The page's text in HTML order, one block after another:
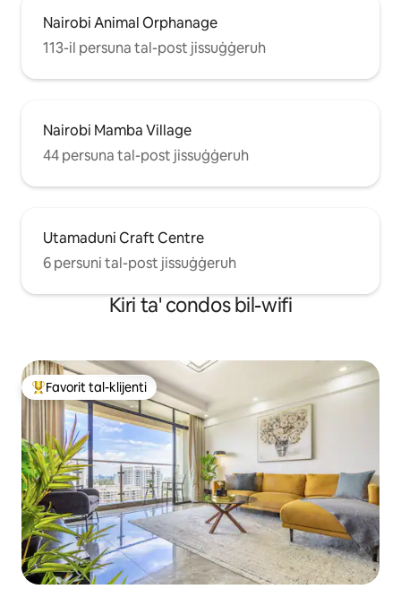
Nairobi Animal Orphanage
113-il persuna tal-post jissuġġeruh
Nairobi Mamba Village
44 persuna tal-post jissuġġeruh
Utamaduni Craft Centre
6 persuni tal-post jissuġġeruh
Kiri ta' condos bil-wifi
Wieħed mill-aqwa favoriti tal-klijenti
Favorit tal-klijenti